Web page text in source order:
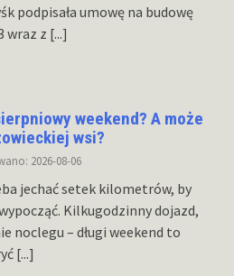
podpisała umowę na budowę
wraz z [...]
weekend? A może
wsi?
2026-08-06
jechać setek kilometrów, by
Kilkugodzinny dojazd,
noclegu – długi weekend to
[...]